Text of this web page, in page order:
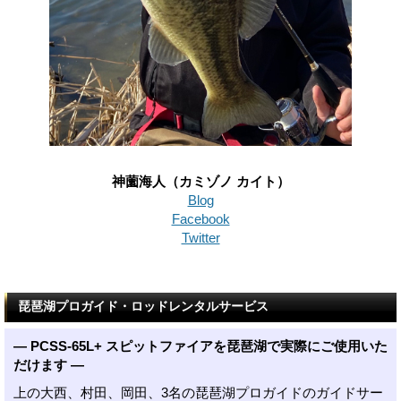
神薗海人（カミゾノ カイト）
Blog
Facebook
Twitter
琵琶湖プロガイド・ロッドレンタルサービス
― PCSS-65L+ スピットファイアを琵琶湖で実際にご使用いた
だけます ―
上の大西、村田、岡田、3名の琵琶湖プロガイドのガイドサー